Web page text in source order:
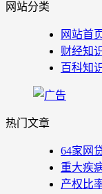
网站分类
网站首
财经知
百科知
热门文章
64家网
重大疾
产权比